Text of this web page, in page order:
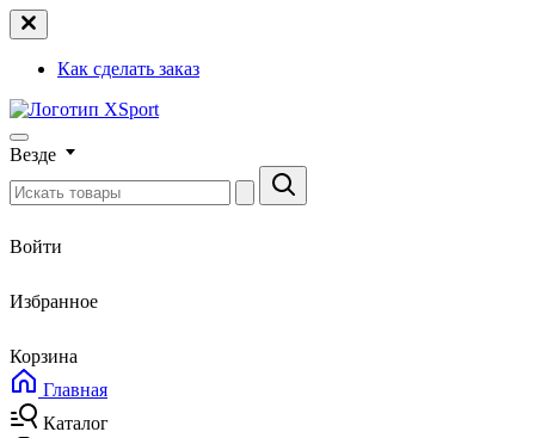
Как сделать заказ
Везде
Войти
Избранное
Корзина
Главная
Каталог